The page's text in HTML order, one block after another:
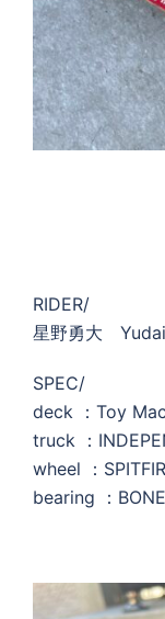
RIDER/
星野勇大
SPEC/
deck ：Toy
truck ：
wheel ：
bearing ：